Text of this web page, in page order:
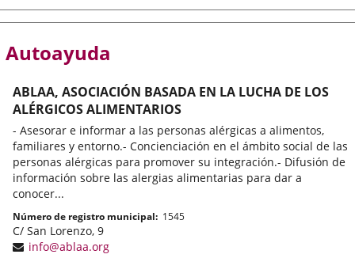
Autoayuda
ABLAA, ASOCIACIÓN BASADA EN LA LUCHA DE LOS
ALÉRGICOS ALIMENTARIOS
- Asesorar e informar a las personas alérgicas a alimentos,
familiares y entorno.- Concienciación en el ámbito social de las
personas alérgicas para promover su integración.- Difusión de
información sobre las alergias alimentarias para dar a
conocer...
Número de registro municipal 1545
Adresse
postale
C/ San Lorenzo, 9
Adresse
info@ablaa.org